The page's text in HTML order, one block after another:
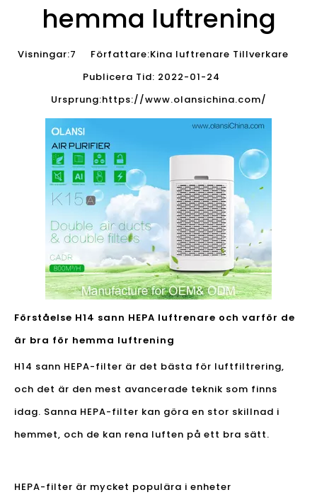
hemma luftrening
Visningar:7 Författare:Kina luftrenare Tillverkare
Publicera Tid: 2022-01-24
Ursprung:https://www.olansichina.com/
Förståelse H14 sann HEPA luftrenare och varför de
är bra för hemma luftrening
H14 sann HEPA-filter är det bästa för luftfiltrering,
och det är den mest avancerade teknik som finns
idag. Sanna HEPA-filter kan göra en stor skillnad i
hemmet, och de kan rena luften på ett bra sätt.
HEPA-filter är mycket populära i enheter